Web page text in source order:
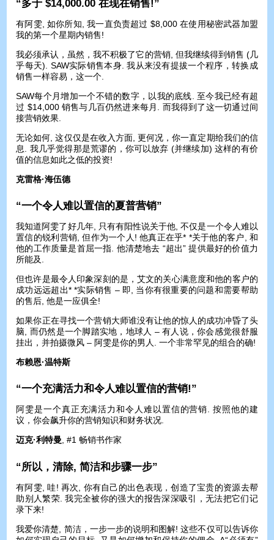
“多于 $14,000.00 在现在销售!”
有阿雯, 如你所知, 我一直负责超过 $8,000 在使用秘密武器加盟
我的第一个星期内销售!
我必须承认，虽然，我不积极了它的营销, 但我继续得到销售 (几
乎每天). SAW实际销售本身. 我从来没有提拔一个程序，转换成
销售一样容易，这一个.
SAW每个月增加一个不错的数字，以我的底线. 至今我已经有超
过 $14,000 销售与几百仍然进来每月. 而我得到了这一切通过间
接营销效果.
无论如何, 这仅仅是在收入方面, 更何况，你一直定期给我们的信
息. 我几乎觉得那是荒谬的，你可以放弃 (并继续加) 这样的有价
值的信息如此之低的投资!
克雷格·海伍德
“一个令人难以置信的夏普营销”
我知道阿雯了好几年, 只有有阳性说关于他, 不仅是一个令人难以
置信的锐利营销, 但作为一个人! 他真正在乎* *关于他的客户, 和
他的工作质量是首屈一指. 他清楚地去 “超出” 提供最好的价值力
所能及.
但也许是最令人印象深刻的是，艾文的关心满意度和他的客户的
成功远远超出* *实际销售 – 即, 当你有很重要的问题和需要帮助
的售后, 他是一应俱全!
如果你正在寻找一个营销大师谁没有让他的惊人的成功冲昏了头
脑, 而仍然是一个脚踏实地，地球人 – 有人说，你会感觉很舒服
挂出，并拍摄微风 – 阿雯是你的男人. 一个非常罕见的组合的确!
布赖恩·温特斯
“一个充满活力和令人难以置信的营销!”
阿雯是一个真正充满活力和令人难以置信的营销. 按照他的建
议，你会飙升你的营销知识和财务状况.
迈克·利特曼, #1 畅销书作家
“所以，清除, 简洁和步骤一步”
有阿雯, 哇! 再次, 你有自己的出色表现，创造了宝贵的资源去帮
助别人繁荣. 我完全被你的强大的报告深深吸引，无法把它们记
录下来!
我爱你清楚, 简洁，一步一步的说明和图解! 这些不仅可以告诉你